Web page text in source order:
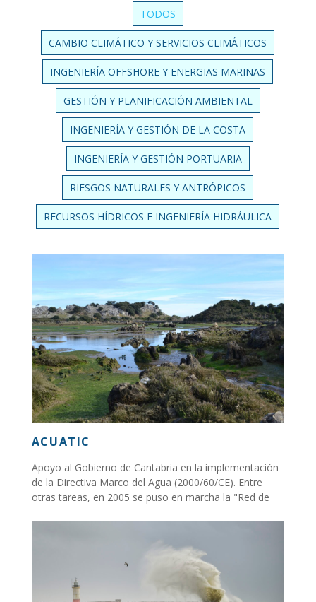
TODOS
CAMBIO CLIMÁTICO Y SERVICIOS CLIMÁTICOS
INGENIERÍA OFFSHORE Y ENERGIAS MARINAS
GESTIÓN Y PLANIFICACIÓN AMBIENTAL
INGENIERÍA Y GESTIÓN DE LA COSTA
INGENIERÍA Y GESTIÓN PORTUARIA
RIESGOS NATURALES Y ANTRÓPICOS
RECURSOS HÍDRICOS E INGENIERÍA HIDRÁULICA
ACUATIC
Apoyo al Gobierno de Cantabria en la implementación
de la Directiva Marco del Agua (2000/60/CE). Entre
otras tareas, en 2005 se puso en marcha la "Red de